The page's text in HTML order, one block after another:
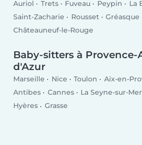
Auriol Trets Fuveau Peypin
La
Saint-Zacharie
Rousset Gréasque
Châteauneuf-le-Rouge
Baby-sitters à Provence-
d'Azur
Marseille Nice Toulon Aix-en-
Antibes
Cannes La Seyne-sur-Mer
Hyères
Grasse